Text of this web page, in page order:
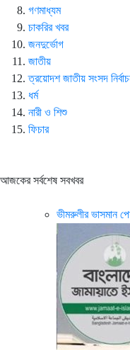
গণমাধ্যম
চাকরির খবর
জনদুর্ভোগ
জাতীয়
ত্রয়োদশ জাতীয় সংসদ
ধর্ম
নারী ও শিশু
ফিচার
আজকের সর্বশেষ সবখবর
ভীমরুলীর ভাসমান